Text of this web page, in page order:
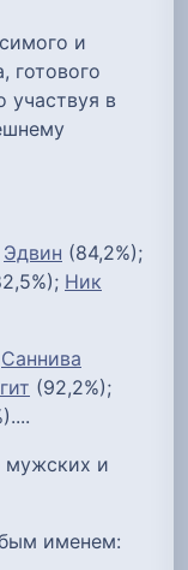
и
готового
участвуя в
Эдвин (84,2%);
Ник
Саннива
(92,2%);
мужских и
именем: